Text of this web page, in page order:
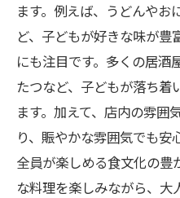
ます。例えば、うどんやお
ど、子どもが好きな味が豊
にも注目です。多くの居酒
たつなど、子どもが落ち着
ます。加えて、店内の雰囲
り、賑やかな雰囲気でも安
全員が楽しめる食文化の豊
な料理を楽しみながら、